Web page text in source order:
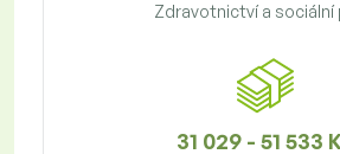
Zdravotnictví a sociální
31 029 - 51 533